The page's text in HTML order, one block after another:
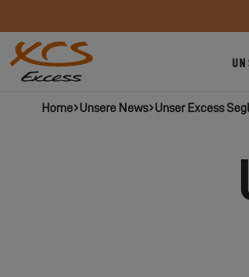
Home Unsere News Unser Excess